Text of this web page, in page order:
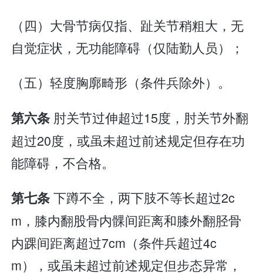
（四）大骨节病仅指、趾关节稍粗大，无
自觉症状，无功能障碍（仅陆勤人员）；
（五）轻度胸廓畸形（条件兵除外）。
第六条 肘关节过伸超过15度，肘关节外翻
超过20度，或虽未超过前述规定但存在功
能障碍，不合格。
第七条下蹲不全，两下肢不等长超过2c
m，膝内翻股骨内髁间距离和膝外翻胫骨
内踝间距离超过7cm（条件兵超过4c
m），或虽未超过前述规定但步态异常，